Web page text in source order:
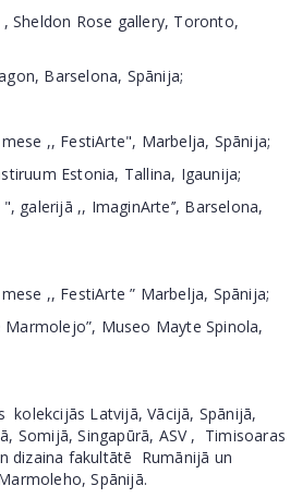
, Sheldon Rose gallery, Toronto,
Barselona, Spānija;
,, FestiArte", Marbelja, Spānija;
Estonia, Tallina, Igaunija;
galerijā ,, ImaginArte’’, Barselona,
,, FestiArte ” Marbelja, Spānija;
Museo Mayte Spinola,
kolekcijās Latvijā, Vācijā, Spānijā,
Somijā, Singapūrā, ASV , Timisoaras
dizaina fakultātē Rumānijā un
Spānijā.